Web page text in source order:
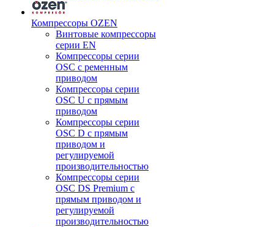
Компрессоры OZEN
Винтовые компрессоры
серии EN
Компрессоры серии
OSC с ременным
приводом
Компрессоры серии
OSC U с прямым
приводом
Компрессоры серии
OSC D с прямым
приводом и
регулируемой
производительностью
Компрессоры серии
OSC DS Premium с
прямым приводом и
регулируемой
производительностью